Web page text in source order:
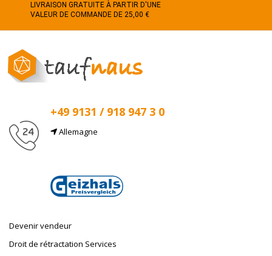
LIVRAISON GRATUITE À PARTIR D'UNE
VALEUR DE COMMANDE DE 25,00 €
+49 9131 / 918 947 3 0
Allemagne
Devenir vendeur
Droit de rétractation Services